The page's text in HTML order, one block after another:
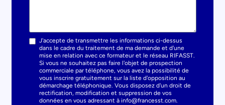
J'accepte de transmettre les informations ci-dessus
dans le cadre du traitement de ma demande et d'une
mise en relation avec ce formateur et le réseau RIFASST.
Si vous ne souhaitez pas faire l'objet de prospection
commerciale par téléphone, vous avez la possibilité de
vous inscrire gratuitement sur la liste d'opposition au
démarchage téléphonique. Vous disposez d'un droit de
rectification, modification et suppression de vos
données en vous adressant à info@francesst.com.